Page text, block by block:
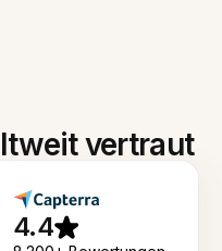
vertraut
4.4